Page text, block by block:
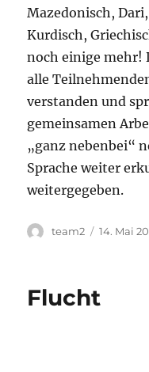
Mazedonisch,
Kurdisch,
noch einige mehr!
alle
verstanden und
gemeinsamen
„ganz nebenbei“
Sprache weiter
weitergegeben.
Autor
team2 14. Mai
Flucht